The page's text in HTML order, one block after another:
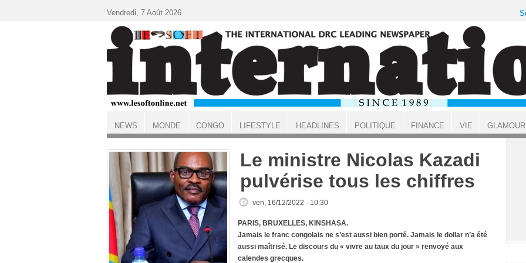
ACCUEIL
Le ministre Nicolas Kazadi
pulvérise tous les chiffres
ven, 16/12/2022 - 10:30
PARIS, BRUXELLES, KINSHASA.
Jamais le franc congolais ne s’est aussi bien porté. Jamais le dollar n’a été
aussi maîtrisé. Le discours du « vivre au taux du jour » renvoyé aux
calendes grecques.
Vendredi, 7 Août 2026
NEWS MONDE CONGO LIFESTYLE HEADLINES POLITIQUE FINANCE VIE GLAMOUR